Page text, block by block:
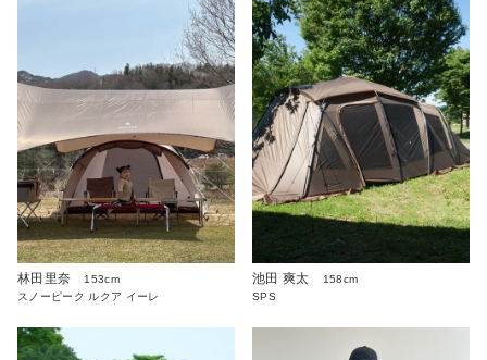
林田里奈
153cm
スノーピーク ルクア イーレ
池田 爽太
158cm
SPS